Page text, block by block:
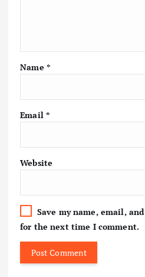
Name *
Email *
Website
Save my name, email,
for the next time I comment.